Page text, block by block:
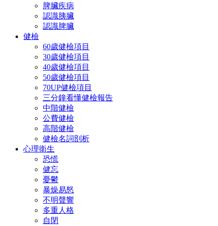
脾臟疾病
認識胰臟
認識脾臟
健檢
60歲健檢項目
30歲健檢項目
40歲健檢項目
50歲健檢項目
70UP健檢項目
三分鐘看懂健檢報告
中階健檢
公費健檢
高階健檢
健檢名詞剖析
心理衛生
恐慌
健忘
憂鬱
暴燥易怒
不明聲響
多重人格
自閉